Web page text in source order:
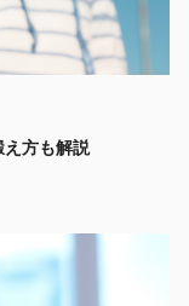
え方も解説